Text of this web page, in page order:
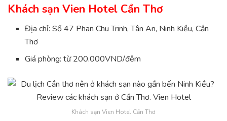
Khách sạn Vien Hotel Cần Thơ
Địa chỉ: Số 47 Phan Chu Trinh, Tân An, Ninh Kiều, Cần
Thơ
Giá phòng: từ 200.000VND/đêm
Khách sạn Vien Hotel Cần Thơ